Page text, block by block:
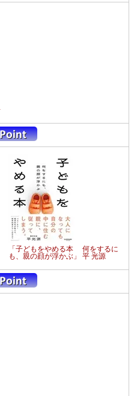
「子どもをやめる本 何をするに
も、親の顔が浮かぶ」 平 光源